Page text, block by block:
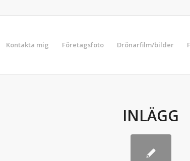
Kontakta mig Företagsfoto Drönarfilm/bilder
INLÄGG